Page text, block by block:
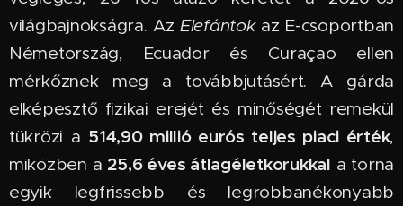
világbajnokságra. AzElefántokaz E-csoportban
Németország, Ecuador és Curaçao ellen
mérkőznek meg a továbbjutásért. A gárda
elképesztő fizikai erejét és minőségét remekül
tükrözi a 514,90 millió eurós teljes piaci érték,
miközben a 25,6 éves átlagéletkorukkal a torna
egyik legfrissebb és legrobbanékonyabb